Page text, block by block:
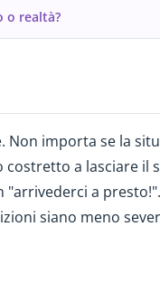
o realtà?
Non importa se la
a lasciare il
"arrivederci a
siano meno